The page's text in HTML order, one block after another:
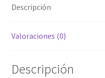
Descripción
Valoraciones (0)
Descripción